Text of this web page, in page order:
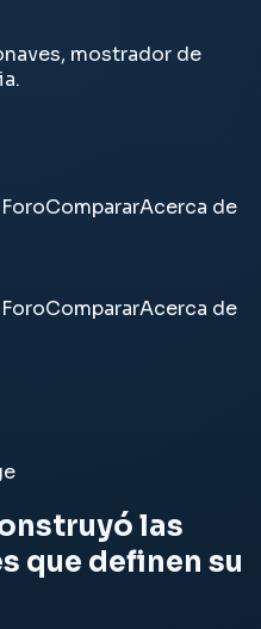
mostrador de
ForoCompararAcerca de
ForoCompararAcerca de
las
que definen su